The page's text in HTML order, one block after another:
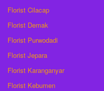
Florist Cilacap
Florist Demak
Florist Purwodadi
Florist Jepara
Florist Karanganyar
Florist Kebumen